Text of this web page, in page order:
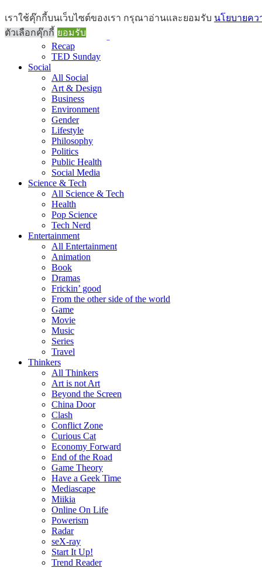
Brief
All Brief
Goods Morning
Recap
TED Sunday
Social
All Social
Art & Design
Business
Environment
Gender
Lifestyle
Philosophy
Politics
Public Health
Social Media
Science & Tech
All Science & Tech
Health
Pop Science
Tech Nerd
Entertainment
All Entertainment
Animation
Book
Dramas
Frickin’ good
From the other side of the world
Game
Movie
Music
Series
Travel
Thinkers
All Thinkers
Art is not Art
Beyond the Screen
China Door
Clash
Conflict Zone
Curious Cat
Economy Forward
End of the Road
Game Theory
Have a Geek Time
Mediascape
Miikia
Online On Life
Powerism
Radar
seX-ray
Start It Up!
Trend Reader
เราใช้คุ๊กกี้บนเว็บไซต์ของเรา กรุณาอ่านและยอมรับ นโยบายคว
ตัวเลือกคุ๊กกี้ ยอมรับ